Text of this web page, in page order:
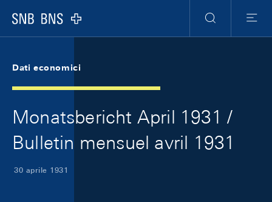
Logo
Ricerca
Menu
Dati economici
Monatsbericht April 1931 /
Bulletin mensuel avril 1931
30 aprile 1931